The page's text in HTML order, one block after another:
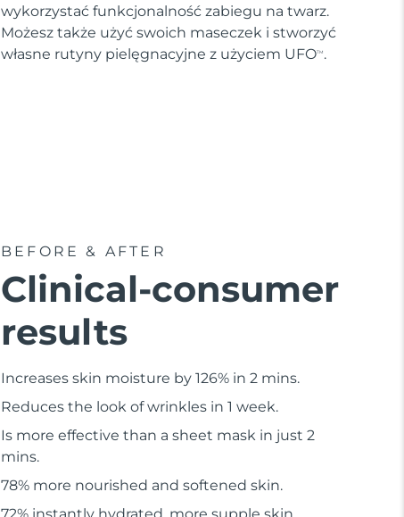
wykorzystać funkcjonalność zabiegu na twarz.
Możesz także użyć swoich maseczek i stworzyć
własne rutyny pielęgnacyjne z użyciem UFOTM .
BEFORE & AFTER
Clinical-consumer
results
Increases skin moisture by 126% in 2 mins.
Reduces the look of wrinkles in 1 week.
Is more effective than a sheet mask in just 2
mins.
78% more nourished and softened skin.